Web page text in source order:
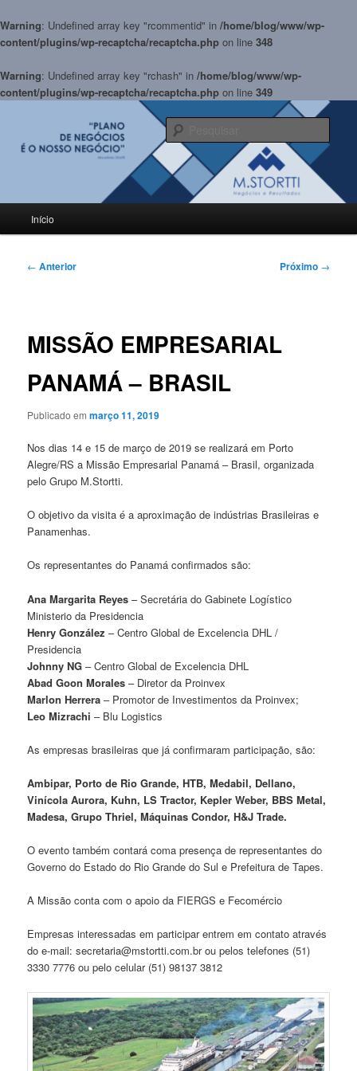
Warning: Undefined array key "rcommentid" in /home/blog/www/wp-
content/plugins/wp-recaptcha/recaptcha.php on line 348
Warning: Undefined array key "rchash" in /home/blog/www/wp-
content/plugins/wp-recaptcha/recaptcha.php on line 349
BLOG M.Stortti
principal
Início
Navegação
← Anterior Próximo →
MISSÃO EMPRESARIAL
PANAMÁ – BRASIL
Publicado emmarço 11, 2019
Nos dias 14 e 15 de março de 2019 se realizará em Porto
Alegre/RS a Missão Empresarial Panamá – Brasil, organizada
pelo Grupo M.Stortti.
O objetivo da visita é a aproximação de indústrias Brasileiras e
Panamenhas.
Os representantes do Panamá confirmados são:
Ana Margarita Reyes – Secretária do Gabinete Logístico
Ministerio da Presidencia
Henry González – Centro Global de Excelencia DHL /
Presidencia
Johnny NG – Centro Global de Excelencia DHL
Abad Goon Morales – Diretor da Proinvex
Marlon Herrera – Promotor de Investimentos da Proinvex;
Leo Mizrachi – Blu Logistics
As empresas brasileiras que já confirmaram participação, são:
Ambipar, Porto de Rio Grande, HTB, Medabil, Dellano,
Vinícola Aurora, Kuhn, LS Tractor, Kepler Weber, BBS Metal,
Madesa, Grupo Thriel, Máquinas Condor, H&J Trade.
O evento também contará coma presença de representantes do
Governo do Estado do Rio Grande do Sul e Prefeitura de Tapes.
A Missão conta com o apoio da FIERGS e Fecomércio
Empresas interessadas em participar entrem em contato através
do e-mail: secretaria@mstortti.com.br ou pelos telefones (51)
3330 7776 ou pelo celular (51) 98137 3812